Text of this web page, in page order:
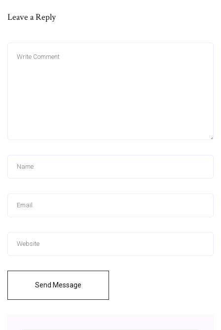
Leave a Reply
Send Message